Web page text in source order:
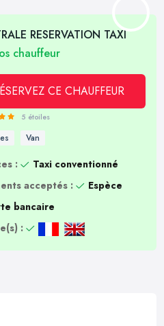
RESERVATION TAXI
chauffeur
CE CHAUFFEUR
5 étoiles
Van
:
Taxi conventionné
acceptés :
Espèce
bancaire
: